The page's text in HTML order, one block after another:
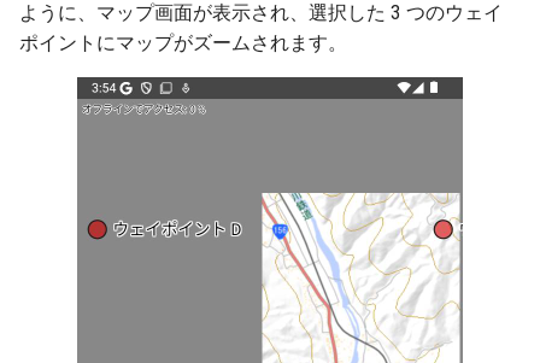
ように、マップ画面が表示され、選択した 3 つのウェイ
ポイントにマップがズームされます。